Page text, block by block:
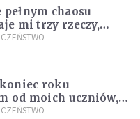
pełnym chaosu
mi trzy rzeczy,
dziś bardzo
roku
od moich uczniów,
nową